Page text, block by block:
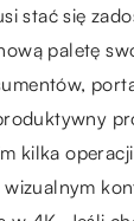
stać się
paletę
kilka